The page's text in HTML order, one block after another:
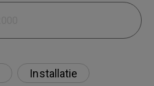
Installatie